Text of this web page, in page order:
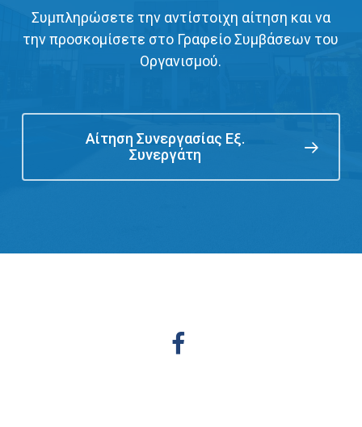
Συμπληρώσετε την αντίστοιχη αίτηση και να
την προσκομίσετε στο Γραφείο Συμβάσεων του
Οργανισμού.
Αίτηση Συνεργασίας Εξ.
Συνεργάτη